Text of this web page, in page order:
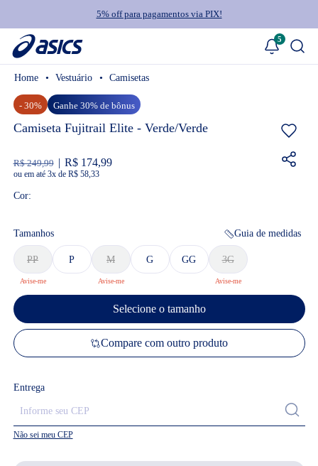
5% off para pagamentos via PIX!
5
Vestuário Camisetas
- 30% Ganhe 30% de bônus
Camiseta Fujitrail Elite - Verde/Verde
R$ 249,99 R$ 174,99
ou 3xde R$ 58,33
Cor:
Tamanhos Guia de medidas
PP P M G GG 3G
Selecione o tamanho
Compare com outro produto
Entrega
Não sei meu CEP